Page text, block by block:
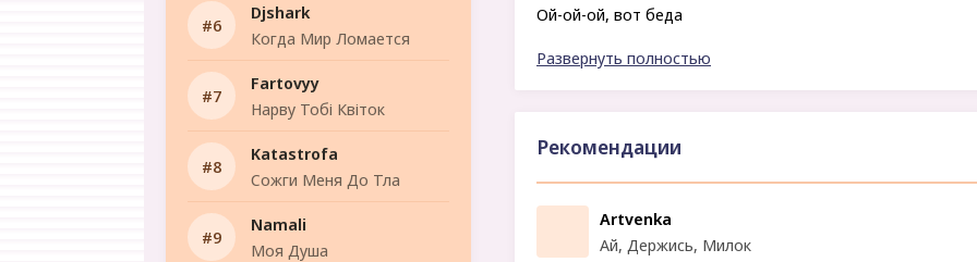
Djshark
Когда Мир Ломается
Fartovyy
Нарву Тобі Квіток
Katastrofa
Сожги Меня До Тла
Namali
Моя Душа
Ой-ой-ой, вот беда
Развернуть полностью
Рекомендации
Artvenka
Ай, Держись, Милок